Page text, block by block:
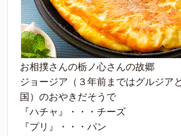
お相撲さんの栃ノ心さんの故郷
ジョージア（３年前まではグルジア
国）のおやきだそうで
『ハチャ』・・・チーズ
『プリ』・・・パン